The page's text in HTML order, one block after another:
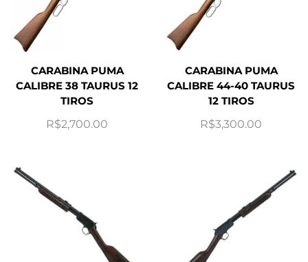
CARABINA PUMA
CALIBRE 38 TAURUS 12
TIROS
R$2,700.00
CARABINA PUMA
CALIBRE 44-40 TAURUS
12 TIROS
R$3,300.00